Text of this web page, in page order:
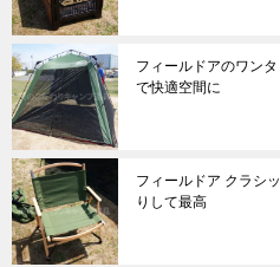
フィールドアのワン
で快適空間に
フィールドア クラシ
りして最高